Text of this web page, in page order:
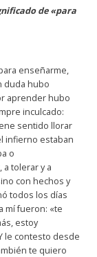
de «para
enseñarme,
duda hubo
aprender hubo
inculcado:
sentido llorar
infierno estaban
o
tolerar y a
con hechos y
todos los días
mí fueron: «te
estoy
le contesto desde
te quiero